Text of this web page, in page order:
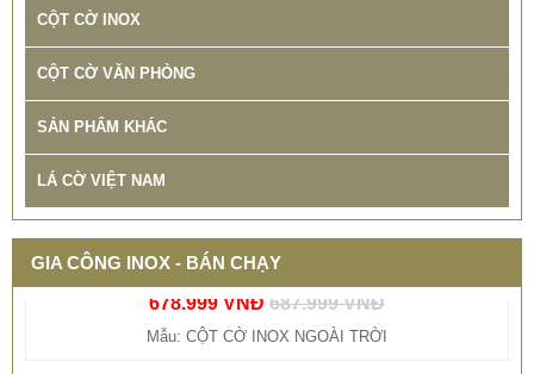
CỘT CỜ INOX
CỘT CỜ VĂN PHÒNG
SẢN PHẨM KHÁC
LÁ CỜ VIỆT NAM
GIA CÔNG INOX - BÁN CHẠY
THIẾT KẾ THI CÔNG CỘT CỜ QUẢNG TRƯỜNG INOX
678.999 VNĐ687.999 VNĐ
Mẫu: CỘT CỜ INOX NGOÀI TRỜI